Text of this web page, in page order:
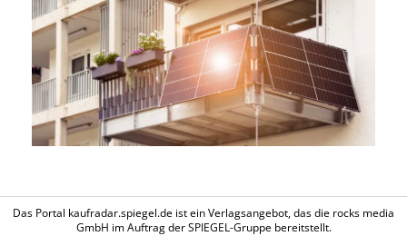
Das Portal kaufradar.spiegel.de ist ein Verlagsangebot, das die rocks media
GmbH im Auftrag der SPIEGEL-Gruppe bereitstellt.